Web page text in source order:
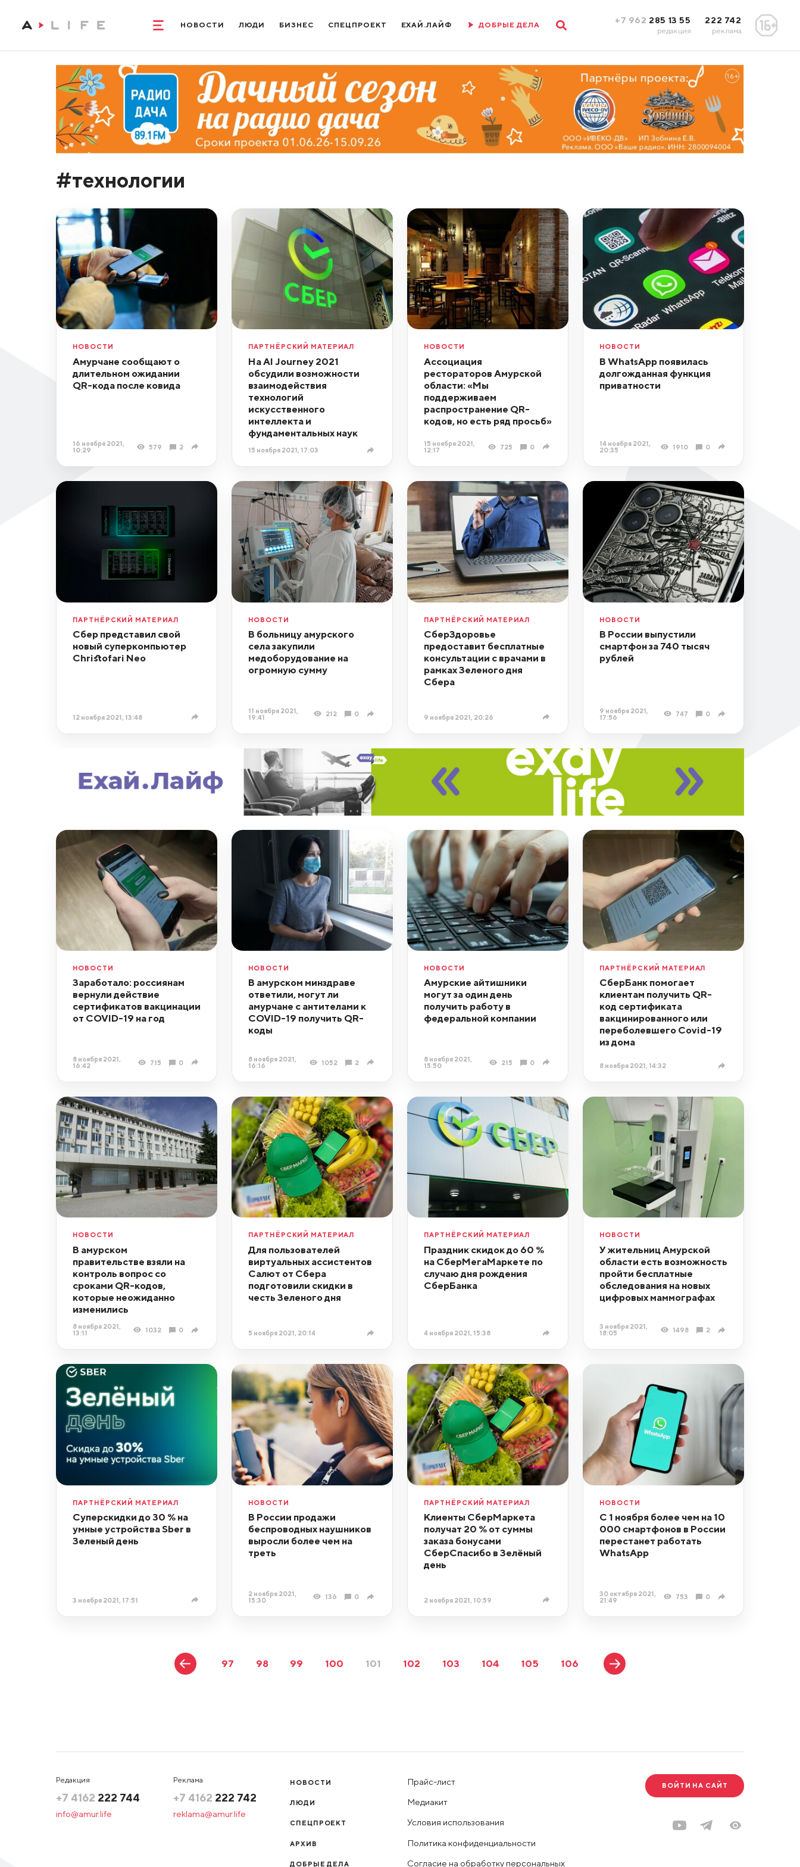
НОВОСТИ ЛЮДИ БИЗНЕС СПЕЦПРОЕКТ ЕХАЙ.ЛАЙФ ДОБРЫЕ ДЕЛА +7 962 285 13 55
редакция
222 742
реклама
#технологии
НОВОСТИ
Амурчане сообщают о
длительном ожидании
QR-кода после ковида
16 ноября 2021,
10:29
579 2
ПАРТНЁРСКИЙ МАТЕРИАЛ
На AI Journey 2021
обсудили возможности
взаимодействия
технологий
искусственного
интеллекта и
фундаментальных наук
15 ноября 2021, 17:03
НОВОСТИ
Ассоциация
рестораторов Амурской
области: «Мы
поддерживаем
распространение QR-
кодов, но есть ряд просьб»
15 ноября 2021,
12:17
725 0
НОВОСТИ
В WhatsApp появилась
долгожданная функция
приватности
14 ноября 2021,
20:35
1910 0
ПАРТНЁРСКИЙ МАТЕРИАЛ
Сбер представил свой
новый суперкомпьютер
Christofari Neo
12 ноября 2021, 13:48
НОВОСТИ
В больницу амурского
села закупили
медоборудование на
огромную сумму
11 ноября 2021,
19:41
212 0
ПАРТНЁРСКИЙ МАТЕРИАЛ
СберЗдоровье
предоставит бесплатные
консультации с врачами в
рамках Зеленого дня
Сбера
9 ноября 2021, 20:26
НОВОСТИ
В России выпустили
смартфон за 740 тысяч
рублей
9 ноября 2021,
17:56
747 0
НОВОСТИ
Заработало: россиянам
вернули действие
сертификатов вакцинации
от COVID-19 на год
8 ноября 2021,
16:42
715 0
НОВОСТИ
В амурском минздраве
ответили, могут ли
амурчане с антителами к
COVID-19 получить QR-
коды
8 ноября 2021,
16:16
1052 2
НОВОСТИ
Амурские айтишники
могут за один день
получить работу в
федеральной компании
8 ноября 2021,
15:50
215 0
ПАРТНЁРСКИЙ МАТЕРИАЛ
СберБанк помогает
клиентам получить QR-
код сертификата
вакцинированного или
переболевшего Covid-19
из дома
8 ноября 2021, 14:32
НОВОСТИ
В амурском
правительстве взяли на
контроль вопрос со
сроками QR-кодов,
которые неожиданно
изменились
8 ноября 2021,
13:11
1032 0
ПАРТНЁРСКИЙ МАТЕРИАЛ
Для пользователей
виртуальных ассистентов
Салют от Сбера
подготовили скидки в
честь Зеленого дня
5 ноября 2021, 20:14
ПАРТНЁРСКИЙ МАТЕРИАЛ
Праздник скидок до 60 %
на СберМегаМаркете по
случаю дня рождения
СберБанка
4 ноября 2021, 15:38
НОВОСТИ
У жительниц Амурской
области есть возможность
пройти бесплатные
обследования на новых
цифровых маммографах
3 ноября 2021,
18:05
1498 2
ПАРТНЁРСКИЙ МАТЕРИАЛ
Суперскидки до 30 % на
умные устройства Sber в
Зеленый день
3 ноября 2021, 17:51
НОВОСТИ
В России продажи
беспроводных наушников
выросли более чем на
треть
2 ноября 2021,
15:30
136 0
ПАРТНЁРСКИЙ МАТЕРИАЛ
Клиенты СберМаркета
получат 20 % от суммы
заказа бонусами
СберСпасибо в Зелёный
день
2 ноября 2021, 10:59
НОВОСТИ
С 1 ноября более чем на 10
000 смартфонов в России
перестанет работать
WhatsApp
30 октября 2021,
21:49
753 0
97 98 99 100 101 102 103 104 105 106
Редакция
+7 4162 222 744
info@amur.life
Реклама
+7 4162 222 742
reklama@amur.life
НОВОСТИ
ЛЮДИ
СПЕЦПРОЕКТ
АРХИВ
ДОБРЫЕ ДЕЛА
Прайс-лист
Медиакит
Условия использования
Политика конфиденциальности
Согласие на обработку персональных
ВОЙТИ НА САЙТ